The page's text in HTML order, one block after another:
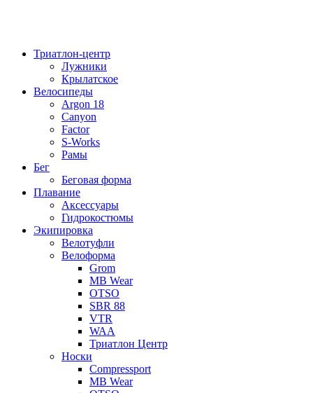
Триатлон-центр
Лужники
Крылатское
Велосипеды
Argon 18
Canyon
Factor
S-Works
Рамы
Бег
Беговая форма
Плавание
Аксессуары
Гидрокостюмы
Экипировка
Велотуфли
Велоформа
Grom
MB Wear
OTSO
SBR 88
VTR
WAA
Триатлон Центр
Носки
Compressport
MB Wear